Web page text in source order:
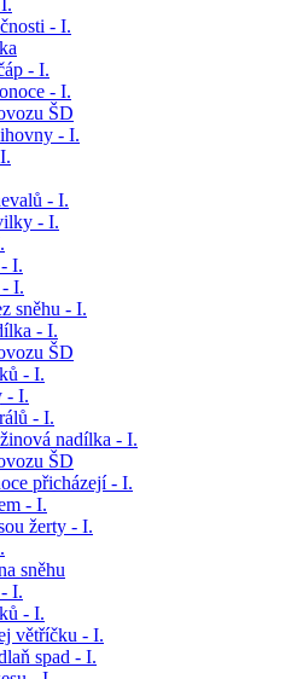
- I.
- I.
- I.
ŠD
- I.
- I.
- I.
I.
I.
sněhu - I.
- I.
ŠD
- I.
- I.
- I.
nadílka - I.
ŠD
přicházejí - I.
- I.
žerty - I.
sněhu
I.
- I.
větříčku - I.
spad - I.